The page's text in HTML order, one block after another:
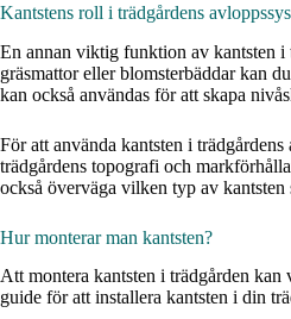
Kantstens roll i trädgårdens
En annan viktig funktion av kantsten i
gräsmattor eller blomsterbäddar kan
kan också användas för att skapa
För att använda kantsten i
trädgårdens topografi och
också överväga vilken typ av
Hur monterar man kantsten?
Att montera kantsten i trädgården
guide för att installera kantsten i din